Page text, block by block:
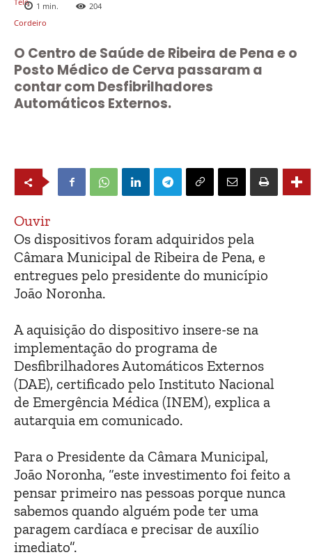
1 min. 204
O Centro de Saúde de Ribeira de Pena e o
Posto Médico de Cerva passaram a
contar com Desfibrilhadores
Automáticos Externos.
Ouvir
Os dispositivos foram adquiridos pela
Câmara Municipal de Ribeira de Pena, e
entregues pelo presidente do município
João Noronha.
A aquisição do dispositivo insere-se na
implementação do programa de
Desfibrilhadores Automáticos Externos
(DAE), certificado pelo Instituto Nacional
de Emergência Médica (INEM), explica a
autarquia em comunicado.
Para o Presidente da Câmara Municipal,
João Noronha, “este investimento foi feito a
pensar primeiro nas pessoas porque nunca
sabemos quando alguém pode ter uma
paragem cardíaca e precisar de auxílio
imediato”.